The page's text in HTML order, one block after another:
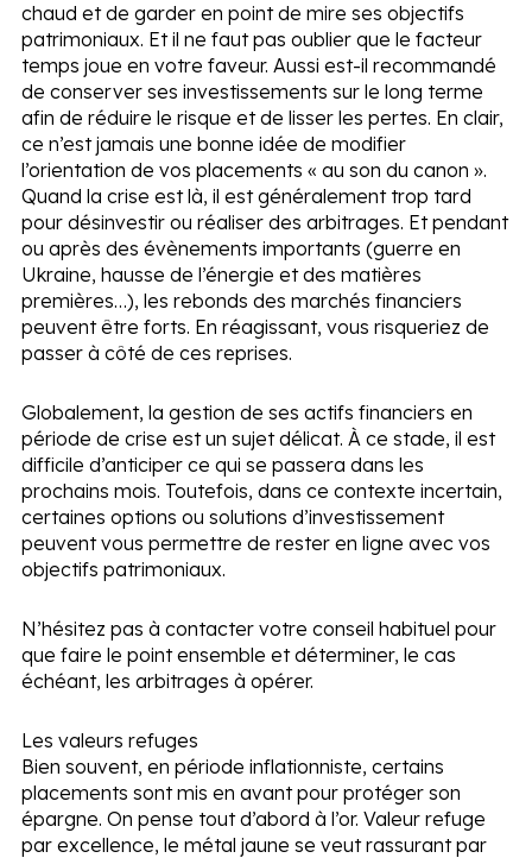
chaud et de garder en point de mire ses objectifs
patrimoniaux. Et il ne faut pas oublier que le facteur
temps joue en votre faveur. Aussi est-il recommandé
de conserver ses investissements sur le long terme
afin de réduire le risque et de lisser les pertes. En clair,
ce n’est jamais une bonne idée de modifier
l’orientation de vos placements « au son du canon ».
Quand la crise est là, il est généralement trop tard
pour désinvestir ou réaliser des arbitrages. Et pendant
ou après des évènements importants (guerre en
Ukraine, hausse de l’énergie et des matières
premières…), les rebonds des marchés financiers
peuvent être forts. En réagissant, vous risqueriez de
passer à côté de ces reprises.
Globalement, la gestion de ses actifs financiers en
période de crise est un sujet délicat. À ce stade, il est
difficile d’anticiper ce qui se passera dans les
prochains mois. Toutefois, dans ce contexte incertain,
certaines options ou solutions d’investissement
peuvent vous permettre de rester en ligne avec vos
objectifs patrimoniaux.
N’hésitez pas à contacter votre conseil habituel pour
que faire le point ensemble et déterminer, le cas
échéant, les arbitrages à opérer.
Les valeurs refuges
Bien souvent, en période inflationniste, certains
placements sont mis en avant pour protéger son
épargne. On pense tout d’abord à l’or. Valeur refuge
par excellence, le métal jaune se veut rassurant par